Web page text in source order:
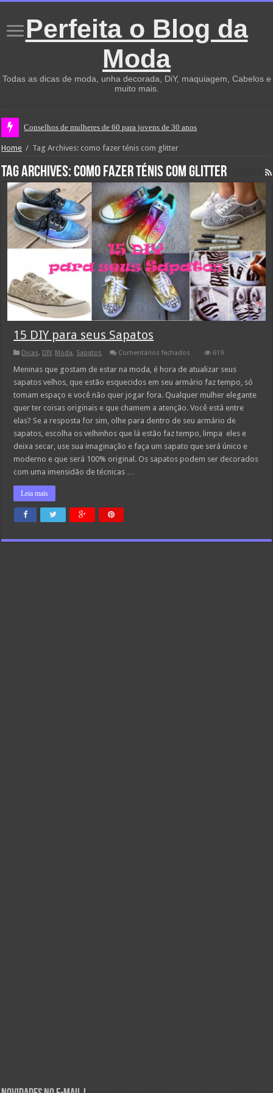
Perfeita o Blog da
Moda
Todas as dicas de moda, unha decorada, DiY, maquiagem, Cabelos e
muito mais.
Conselhos de mulheres de 60 para jovens de 30 anos
Home / Tag Archives: como fazer ténis com glitter
Tag Archives:como fazer ténis com glitter
15 DIY para seus Sapatos
Dicas, DIY, Moda, Sapatos Comentários fechados
DIY
seus
Sapatos
619
Meninas que gostam de estar na moda, é hora de atualizar seus
sapatos velhos, que estão esquecidos em seu armário faz tempo, só
tomam espaço e você não quer jogar fora. Qualquer mulher elegante
quer ter coisas originais e que chamem a atenção. Você está entre
elas? Se a resposta for sim, olhe para dentro de seu armário de
sapatos, escolha os velhinhos que lá estão faz tempo, limpa eles e
deixa secar, use sua imaginação e faça um sapato que será único e
moderno e que será 100% original. Os sapatos podem ser decorados
com uma imensidão de técnicas …
Leia mais